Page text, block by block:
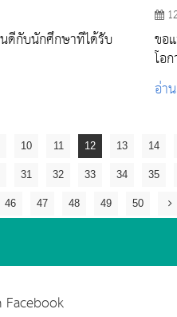
ดีกับนักศึกษาที่ได้รับ ขอ
โอ
อิ
มง
อ่า
10 11 12 13 14
31 32 33 34 35
46 47 48 49 50
Facebook